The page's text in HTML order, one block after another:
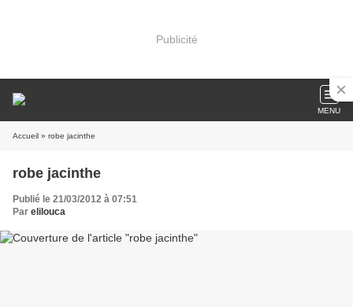
Publicité
MENU
Accueil » robe jacinthe
robe jacinthe
Publié le 21/03/2012 à 07:51
Par elilouca